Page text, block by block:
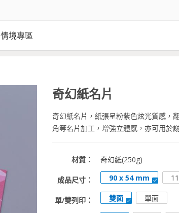
情境專區
奇幻紙名片
奇幻紙名片，紙張呈粉紫色炫光質感，
角等名片加工，增強立體感，亦可用於
材質： 奇幻紙(250g)
成品尺寸： 90 x 54 mm
單/雙列印： 雙面 單面